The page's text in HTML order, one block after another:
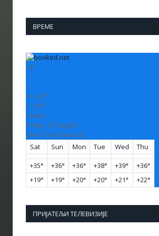
ВРЕМЕ
+31
°
C
H: +33°
L: +19°
Vranje
Friday, 07 August
See 7-Day Forecast
Sat
Sun Mon Tue Wed Thu
+35° +36° +36° +38° +39° +36°
+19° +19° +20° +20° +21° +22°
ПРИЈАТЕЉИ ТЕЛЕВИЗИЈЕ